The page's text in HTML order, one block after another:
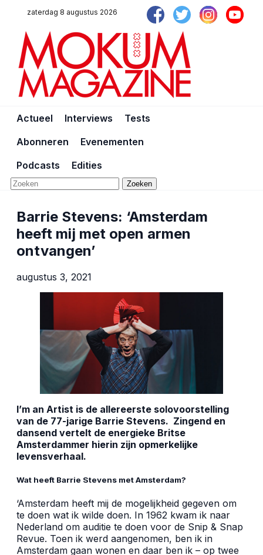
zaterdag 8 augustus 2026
Actueel Interviews
Tests
Abonneren
Evenementen
Podcasts
Edities
Zoeken
Barrie Stevens: ‘Amsterdam
heeft mij met open armen
ontvangen’
augustus 3, 2021
I’m an Artist is de allereerste solovoorstelling
van de 77-jarige Barrie Stevens. Zingend en
dansend vertelt de energieke Britse
Amsterdammer hierin zijn opmerkelijke
levensverhaal.
Wat heeft Barrie Stevens met Amsterdam?
‘Amsterdam heeft mij de mogelijkheid gegeven om
te doen wat ik wilde doen. In 1962 kwam ik naar
Nederland om auditie te doen voor de Snip & Snap
Revue. Toen ik werd aangenomen, ben ik in
Amsterdam gaan wonen en daar ben ik – op twee